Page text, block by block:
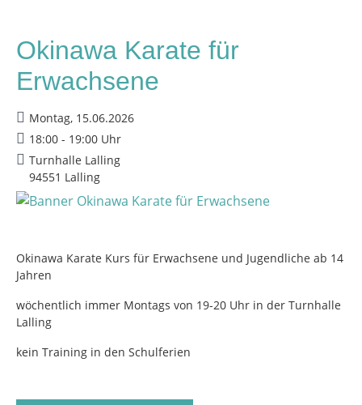
Okinawa Karate für
Erwachsene
Montag, 15.06.2026
18:00 - 19:00 Uhr
Turnhalle Lalling
94551 Lalling
Okinawa Karate Kurs für Erwachsene und Jugendliche ab 14
Jahren
wöchentlich immer Montags von 19-20 Uhr in der Turnhalle
Lalling
kein Training in den Schulferien